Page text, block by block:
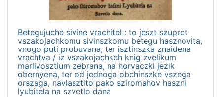
Betegujuche sivine vrachitel : to jeszt szuprot
vszakojachkomu sivinszkomu betegu hasznovita,
vnogo puti probuvana, ter isztinszka znaidena
vrachtva / iz vszakojachkeh knig zvelikum
marlivosztium zebrana, na horvaczki jezik
obernyena, ter od jednoga obchinszke vszega
orszaga, navlasztito pako sziromahov haszni
lyubitela na szvetlo dana